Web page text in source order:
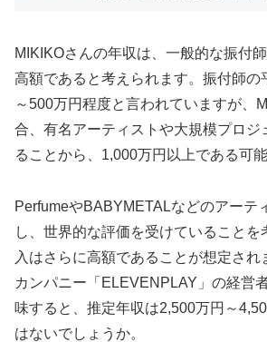
MIKIKOさんの年収は、一般的な振付
高額であると考えられます。振付師の
～500万円程度と言われていますが、
合、有名アーティストや大規模プロジ
ることから、1,000万円以上である可
PerfumeやBABYMETALなどのアーテ
し、世界的な評価を受けていることを
入はさらに高額であることが想定され
カンパニー「ELEVENPLAY」の経営
味すると、推定年収は2,500万円～
はないでしょうか。